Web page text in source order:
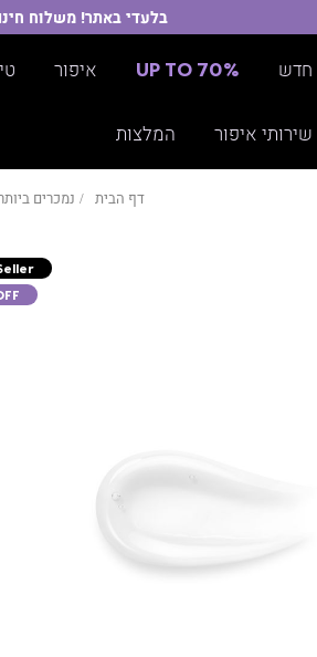
בלעדי באתר! משלוח חינם
חדש UP TO 70% איפור
שירותי איפור המלצות
דף הבית נמכרים